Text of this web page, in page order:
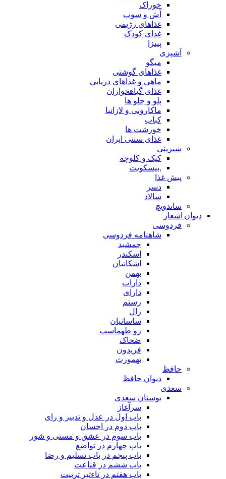
خوراک
آش و سوپ
غذاهای رژیمی
غذای کودک
پیتزا
آشپزی
میگو
غذاهای گوشتی
ماهی و غذاهای دریایی
غذای گیاهخواران
پلو و چلو ها
ماکارونی و لازانیا
کباب
خورشت ها
غذای سنتی ایران
شیرینی
کیک و کلوچه
.بیسکویت
پیش غذا
دسر
سالاد
ساندویچ
دیوان اشعار
فردوسی
شاهنامه فردوسی
جمشید
اسکندر
اشکانیان
بهمن
داراب
دارای
رستم
زال
ساسانیان
زو طهماسپ‏
ضحاک
فریدون
تهمورث
حافظ
دیوان حافظ
سعدی
بوستان سعدی
سرآغاز
باب اول در عدل و تدبیر و رای
باب دوم در احسان
باب سوم در عشق و مستی و شور
باب چهارم در تواضع
باب پنجم در باب تسلیم و رضا
باب ششم در قناعت
باب هفتم در تاءثیر تربیت